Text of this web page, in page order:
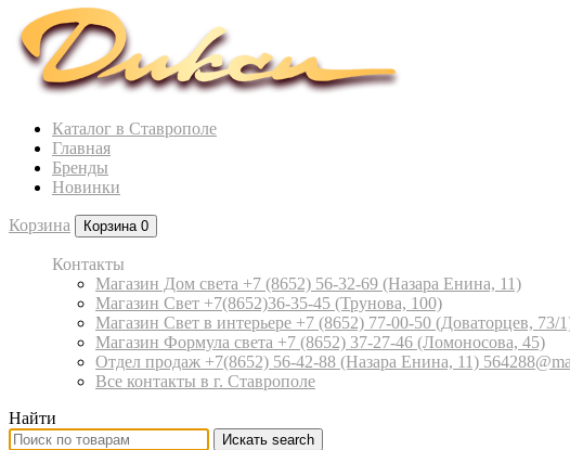
Каталог в Ставрополе
Главная
Бренды
Новинки
Корзина Корзина 0
Контакты
Магазин Дом света +7 (8652) 56-32-69 (Назара Енина, 11)
Магазин Свет +7(8652)36-35-45 (Трунова, 100)
Магазин Свет в интерьере +7 (8652) 77-00-50 (Доваторцев, 73/
Магазин Формула света +7 (8652) 37-27-46 (Ломоносова, 45)
Отдел продаж +7(8652) 56-42-88 (Назара Енина, 11)
Все контакты в г. Ставрополе
Найти
Искать search